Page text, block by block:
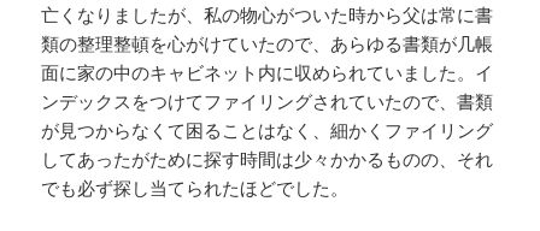
亡くなりましたが、私の物心がついた時から父は常に書
類の整理整頓を心がけていたので、あらゆる書類が几帳
面に家の中のキャビネット内に収められていました。イ
ンデックスをつけてファイリングされていたので、書類
が見つからなくて困ることはなく、細かくファイリング
してあったがために探す時間は少々かかるものの、それ
でも必ず探し当てられたほどでした。